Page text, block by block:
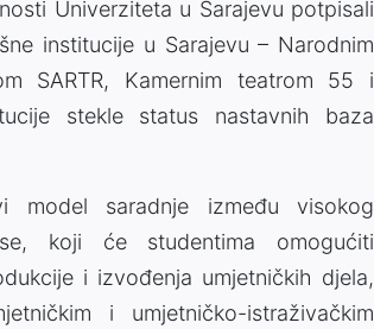
Univerziteta u Sarajevu potpisali
institucije u Sarajevu – Narodnim
SARTR, Kamernim teatrom 55 i
stekle status nastavnih baza
model saradnje između visokog
koji će studentima omogućiti
i izvođenja umjetničkih djela,
i umjetničko-istraživačkim